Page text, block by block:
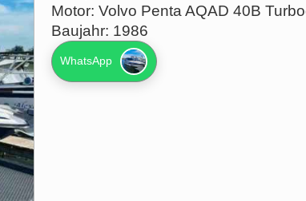
Motor: Volvo Penta AQAD 40B
Baujahr: 1986
WhatsApp